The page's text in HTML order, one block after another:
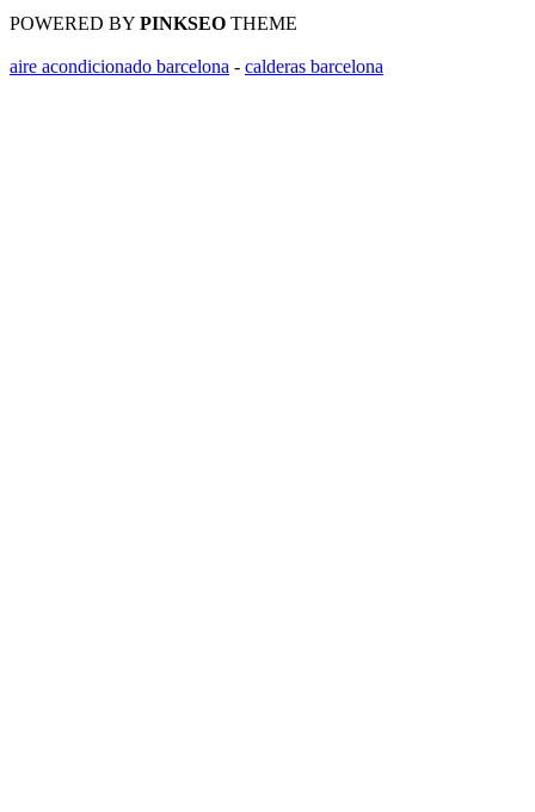
POWERED BY PINKSEO THEME
aire acondicionado barcelona - calderas barcelona